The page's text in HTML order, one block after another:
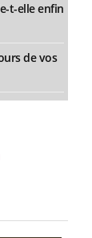
t-elle enfin
de vos